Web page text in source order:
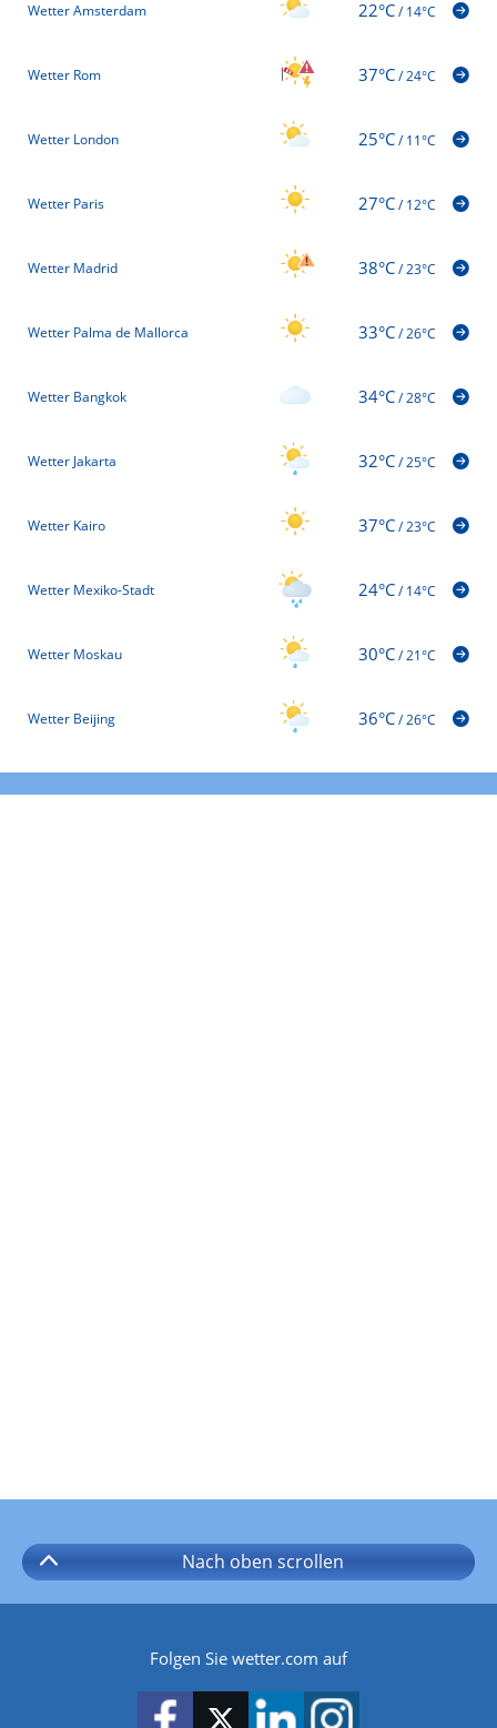
Wetter Amsterdam 22°C/14°C
Wetter Rom 37°C/24°C
Wetter London 25°C/11°C
Wetter Paris 27°C/12°C
Wetter Madrid 38°C/23°C
Wetter Palma de Mallorca 33°C/26°C
Wetter Bangkok 34°C/28°C
Wetter Jakarta 32°C/25°C
Wetter Kairo 37°C/23°C
Wetter Mexiko-Stadt 24°C/14°C
Wetter Moskau 30°C/21°C
Wetter Beijing 36°C/26°C
Nach oben scrollen
Folgen Sie wetter.com auf